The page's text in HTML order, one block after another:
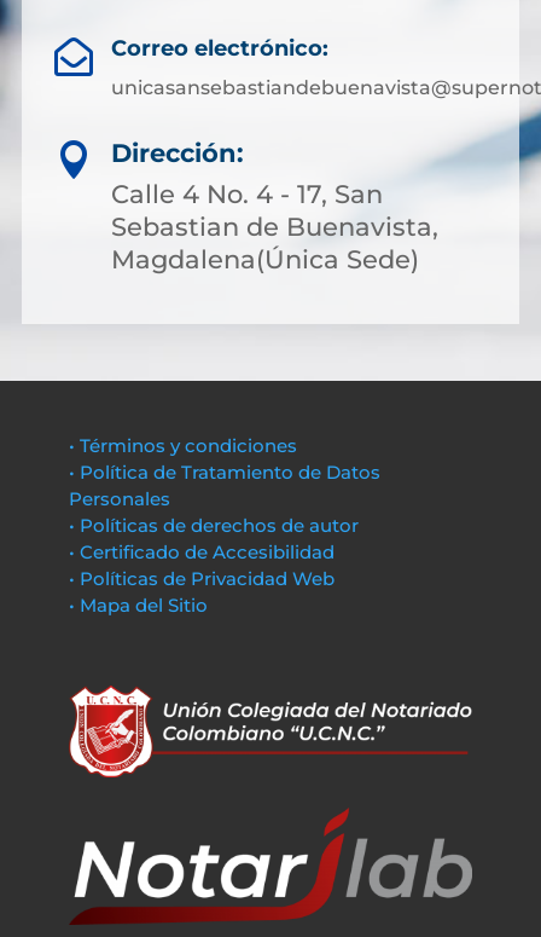
 Correo electrónico:

Dirección:
Calle 4 No. 4 - 17, San
Sebastian de Buenavista,
Magdalena(Única Sede)
• Términos y condiciones
• Política de Tratamiento de Datos
Personales
• Políticas de derechos de autor
• Certificado de Accesibilidad
• Políticas de Privacidad Web
• Mapa del Sitio